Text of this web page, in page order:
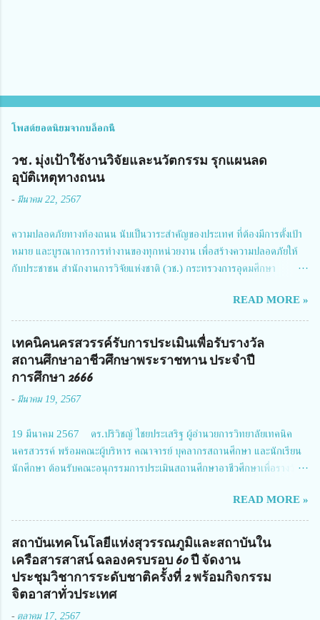
โพสต์ยอดนิยมจากบล็อกนี้
วช. มุ่งเป้าใช้งานวิจัยและนวัตกรรม รุกแผนลด
อุบัติเหตุทางถนน
- มีนาคม 22, 2567
ความปลอดภัยทางท้องถนน นับเป็นวาระสำคัญของประเทศ ที่ต้องมีการตั้งเป้า
หมาย และบูรณาการการทำงานของทุกหน่วยงาน เพื่อสร้างความปลอดภัยให้
กับประชาชน สำนักงานการวิจัยแห่งชาติ (วช.) กระทรวงการอุดมศึกษา
สมาคมวิศวกรรมชีวการแพทย์ไทย จัดการประชุมเผยแพร่ผลการดำเนินงาน
โครงการการวิจัยเชิงปฏิบัติการโดยบูรณาการทุกภาคส่วน เพื่อลดอุบัติเหตุและ
การเสียชีวิตให้สอดคล้องกับเป้าหมายแผนแม่บทฉบับที่ 5 ในวันที่ 22 มีนาคม
2567 โดยมี ดร.วิภารัตน์ ดีอ่อง ผู้อำนวยการสำนักงานการวิจัยแห่งชาติ เป็น
ประธานในพิธีเปิดพร้อมให้นโยบายการผลักดันงานวิจัยเพื่อความปลอดภัยทาง
การประชุมในครั้งนี้ นางสาวสตตกมล เกียรติพานิช ผู้อำนวยการกองบริหารทุน
Richmond Stylish Convention Hotel จังหวัดนนทบุรี ดร.วิภารัตน์ ดีอ่อง
ผู้อำนวยการสำนักงานการวิจัยแห่งชาติ กล่าวว่า วช. ในฐานะหน่วยงานบริหาร
จัดการทุนวิจัยและนวัตกรรมได้เล็งเห็นถึงความสำคัญของกา...
READ MORE »
เทคนิคนครสวรรค์รับการประเมินเพื่อรับรางวัล
สถานศึกษาอาชีวศึกษาพระราชทาน ประจำปี
การศึกษา 2666
- มีนาคม 19, 2567
19 มีนาคม 2567 ดร.ปริวิชญ์ ไชยประเสริฐ ผู้อำนวยการวิทยาลัยเทคนิค
นครสวรรค์ พร้อมคณะผู้บริหาร คณาจารย์ บุคลากรสถานศึกษา และนักเรียน
นักศึกษา ต้อนรับคณะอนุกรรมการประเมินสถานศึกษาอาชีวศึกษาเพื่อรางวัล
นายจักรภพ เนวะมาตย์ ผู้อำนวยการวิทยาลัยเทคนิคตาก ประธานคณะอนุกร
รมการฯ 1.นายวณิชา คณะใน ผู้ทรงคุณวุฒิ 2.นายภัทธาวุธ โพธา ผู้อำนวย
การวิทยาลัยสารพัดช่างกำแพงเพชร 3.นางสาวหัตถาภรณ์ เสาร์เรือน ผู้อำนวย
การวิทยาลัยการอาชีพบ้านตาก 4.นางเพ็ญศรี ขุนทอง ผู้อำนวยการวิทยาลัย
การอาชีพรัตนประสิทธิ์วิทย์ 5.นายธเนศ คงวังทอง ผู้อำนวยการวิทยาลัย
เกษตรและเทคโนโลยีพิจิตร 6.นายชัยณรงค์ คชมาตย์ ผู้อำนวยการวิทยาลัย
READ MORE »
สถาบันเทคโนโลยีแห่งสุวรรณภูมิและสถาบันใน
เครือสารสาสน์ ฉลองครบรอบ 60 ปี จัดงาน
ประชุมวิชาการระดับชาติครั้งที่ 2 พร้อมกิจกรรม
จิตอาสาทั่วประเทศ
- ตุลาคม 17, 2567